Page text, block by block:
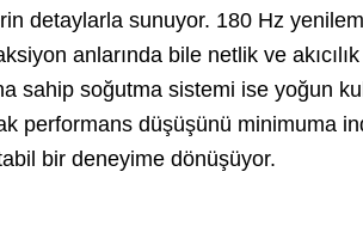
detaylarla sunuyor. 180 Hz
anlarında bile netlik ve
sahip soğutma sistemi ise yoğun
performans düşüşünü minimuma
bir deneyime dönüşüyor.